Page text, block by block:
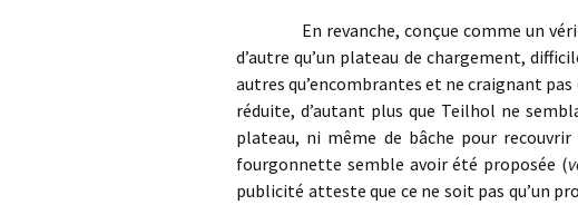
En revanche, conçue comme un
d’autre qu’un plateau de chargement,
autres qu’encombrantes et ne craignant
réduite, d’autant plus que Teilhol ne
plateau, ni même de bâche pour recouvrir
fourgonnette semble avoir été proposée (
publicité atteste que ce ne soit pas qu’un